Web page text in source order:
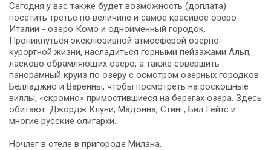
Сегодня у вас также будет возможность (доплата)
посетить третье по величине и самое красивое озеро
Италии - озеро Комо и одноименный городок.
Проникнуться эксклюзивной атмосферой озерно-
курортной жизни, насладиться горными пейзажами Альп,
ласково обрамляющих озеро, а также совершить
панорамный круиз по озеру с осмотром озерных городков
Белладжио и Варенны, чтобы посмотреть на роскошные
виллы, «скромно» примостившиеся на берегах озера. Здесь
обитают: Джордж Клуни, Мадонна, Стинг, Бил Гейтс и
многие русские олигархи.
Ночлег в отеле в пригороде Милана.